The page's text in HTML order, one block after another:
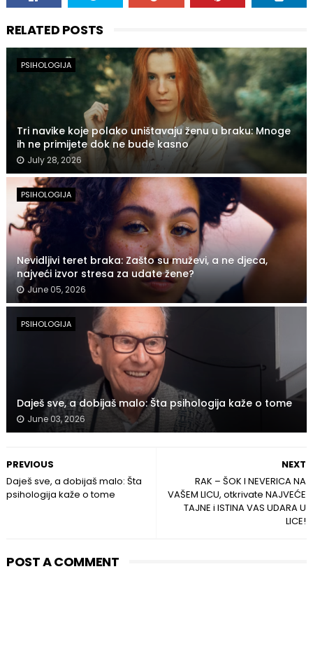
RELATED POSTS
PSIHOLOGIJA
Tri navike koje polako uništavaju ženu u braku: Mnoge
ih ne primijete dok ne bude kasno
July 28, 2026
PSIHOLOGIJA
Nevidljivi teret braka: Zašto su muževi, a ne djeca,
najveći izvor stresa za udate žene?
June 05, 2026
PSIHOLOGIJA
Daješ sve, a dobijaš malo: Šta psihologija kaže o tome
June 03, 2026
NEXT
RAK – ŠOK I NEVERICA NA
VAŠEM LICU, otkrivate NAJVEĆE
TAJNE i ISTINA VAS UDARA U
LICE!
PREVIOUS
Daješ sve, a dobijaš malo: Šta
psihologija kaže o tome
POST A COMMENT